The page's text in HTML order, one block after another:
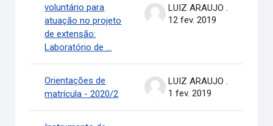
voluntário para
atuação no projeto
de extensão:
Laboratório de ...
LUIZ ARAUJO .
12 fev. 2019
Orientações de
matrícula - 2020/2
LUIZ ARAUJO .
1 fev. 2019